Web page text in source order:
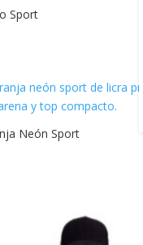
Sport
Neón Sport